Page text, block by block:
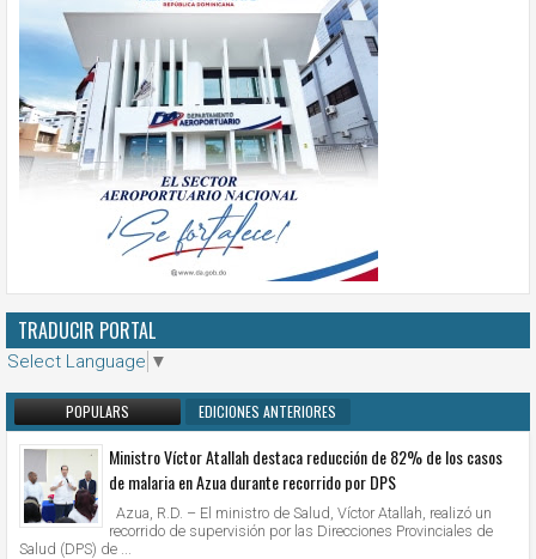
TRADUCIR PORTAL
Select Language ▼
POPULARS EDICIONES ANTERIORES
Ministro Víctor Atallah destaca reducción de 82% de los casos
de malaria en Azua durante recorrido por DPS
Azua, R.D. – El ministro de Salud, Víctor Atallah, realizó un
recorrido de supervisión por las Direcciones Provinciales de
Salud (DPS) de ...